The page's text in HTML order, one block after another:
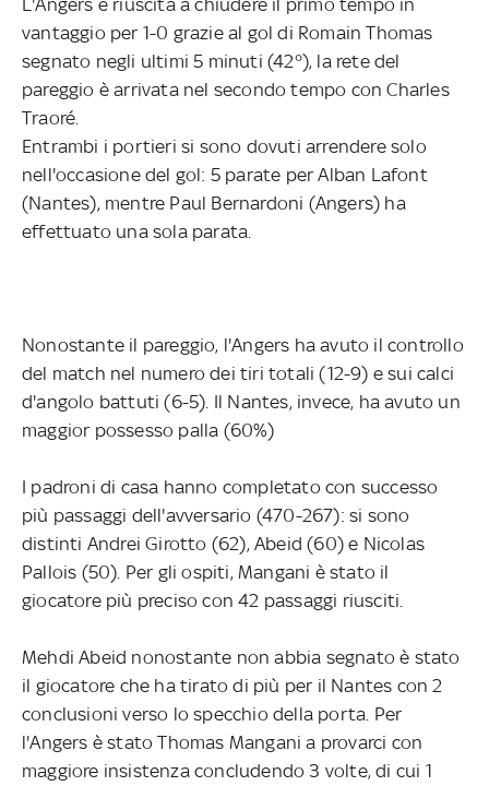
vantaggio per 1-0 grazie al gol di Romain Thomas
segnato negli ultimi 5 minuti (42°), la rete del
pareggio è arrivata nel secondo tempo con Charles
Traoré.
Entrambi i portieri si sono dovuti arrendere solo
nell'occasione del gol: 5 parate per Alban Lafont
(Nantes), mentre Paul Bernardoni (Angers) ha
effettuato una sola parata.
Nonostante il pareggio, l'Angers ha avuto il controllo
del match nel numero dei tiri totali (12-9) e sui calci
d'angolo battuti (6-5). Il Nantes, invece, ha avuto un
maggior possesso palla (60%)
I padroni di casa hanno completato con successo
più passaggi dell'avversario (470-267): si sono
distinti Andrei Girotto (62), Abeid (60) e Nicolas
Pallois (50). Per gli ospiti, Mangani è stato il
giocatore più preciso con 42 passaggi riusciti.
Mehdi Abeid nonostante non abbia segnato è stato
il giocatore che ha tirato di più per il Nantes con 2
conclusioni verso lo specchio della porta. Per
l'Angers è stato Thomas Mangani a provarci con
maggiore insistenza concludendo 3 volte, di cui 1